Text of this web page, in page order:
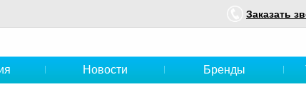
Заказать
Новости Бренды